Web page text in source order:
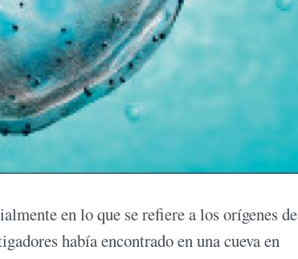
en lo que se refiere a los orígenes de
había encontrado en una cueva en